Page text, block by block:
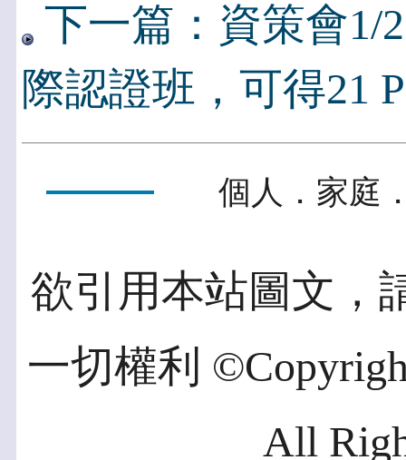
下一篇：資策會1/
際認證班，可得21
個人．家庭
欲引用本站圖文，
一切權利
All